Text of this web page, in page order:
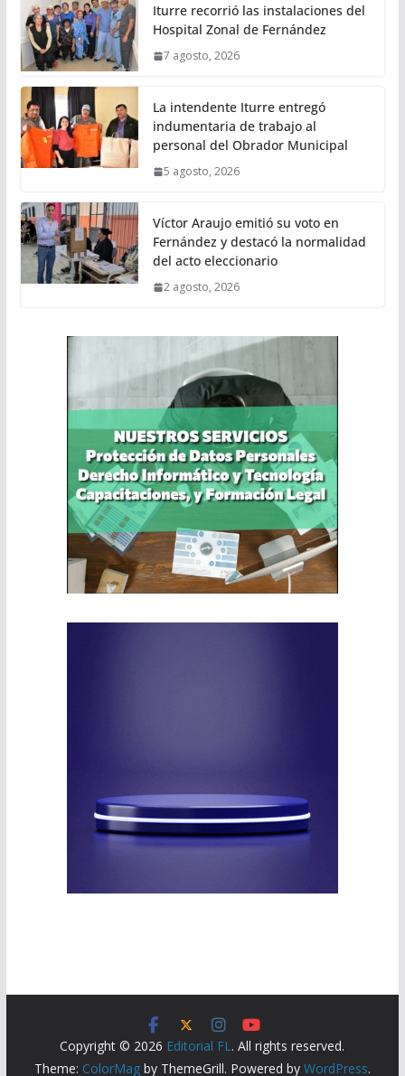
Iturre recorrió las instalaciones del
Hospital Zonal de Fernández
7 agosto, 2026
La intendente Iturre entregó
indumentaria de trabajo al
personal del Obrador Municipal
5 agosto, 2026
Víctor Araujo emitió su voto en
Fernández y destacó la normalidad
del acto eleccionario
2 agosto, 2026
Copyright © 2026 Editorial FL. All rights reserved.
Theme: ColorMagby ThemeGrill. Powered by WordPress.